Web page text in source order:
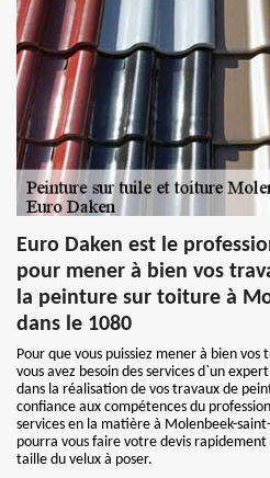
Euro Daken est le
pour mener à bien vos
la peinture sur toiture à
dans le 1080
Pour que vous puissiez mener à bien
vous avez besoin des services d`un
dans la réalisation de vos travaux de
confiance aux compétences du
services en la matière à Molenbeek-
pourra vous faire votre devis
taille du velux à poser.